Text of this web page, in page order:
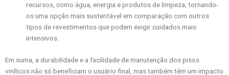
recursos, como água, energia e produtos de limpeza, tornando-
os uma opção mais sustentável em comparação com outros
tipos de revestimentos que podem exigir cuidados mais
intensivos.
Em suma, a durabilidade e a facilidade de manutenção dos pisos
vinílicos não só beneficiam o usuário final, mas também têm um impacto